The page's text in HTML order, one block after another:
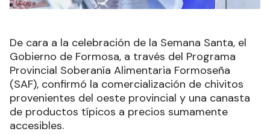
De cara a la celebración de la Semana Santa, el
Gobierno de Formosa, a través del Programa
Provincial Soberanía Alimentaria Formoseña
(SAF), confirmó la comercialización de chivitos
provenientes del oeste provincial y una canasta
de productos típicos a precios sumamente
accesibles.